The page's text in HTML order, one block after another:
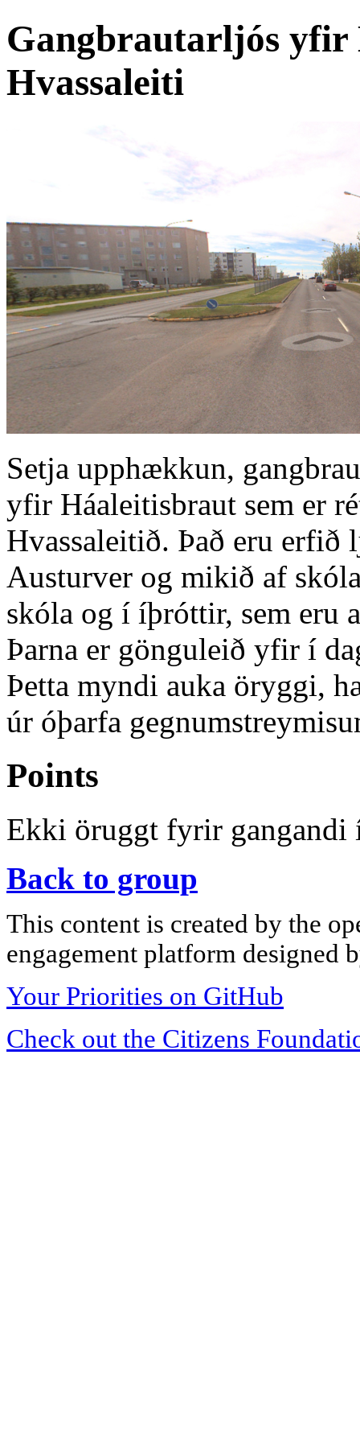
Gangbrautarljós yfir
Hvassaleiti
Setja upphækkun,
yfir Háaleitisbraut sem er
Hvassaleitið. Það eru
Austurver og mikið af
skóla og í íþróttir, sem eru
Þarna er gönguleið yfir í
Þetta myndi auka öryggi,
úr óþarfa
Points
Ekki öruggt fyrir gangandi
Back to group
This content is created by the
engagement platform designed
Your Priorities on GitHub
Check out the Citizens